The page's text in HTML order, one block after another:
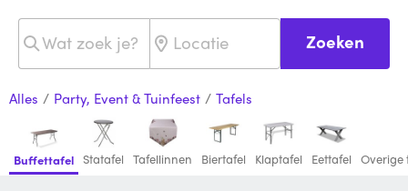
Zoeken
Alles / Party, Event & Tuinfeest / Tafels
Buffettafel Statafel Tafellinnen Biertafel Klaptafel Eettafel Overige